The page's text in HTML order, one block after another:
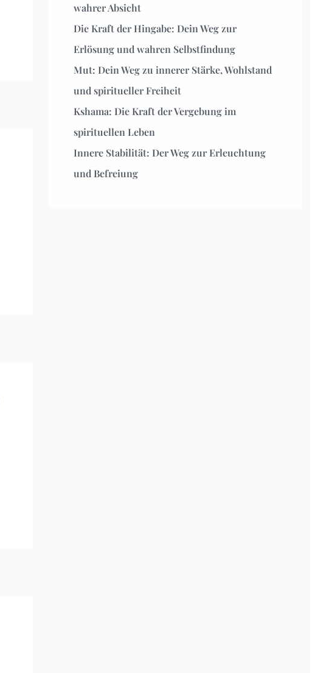
wahrer Absicht
Die Kraft der Hingabe: Dein Weg zur
Erlösung und wahren Selbstfindung
Mut: Dein Weg zu innerer Stärke, Wohlstand
und spiritueller Freiheit
Kshama: Die Kraft der Vergebung im
spirituellen Leben
Innere Stabilität: Der Weg zur Erleuchtung
und Befreiung